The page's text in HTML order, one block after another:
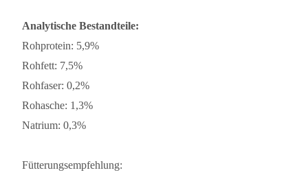
Analytische Bestandteile:
Rohprotein: 5,9%
Rohfett: 7,5%
Rohfaser: 0,2%
Rohasche: 1,3%
Natrium: 0,3%
Fütterungsempfehlung: